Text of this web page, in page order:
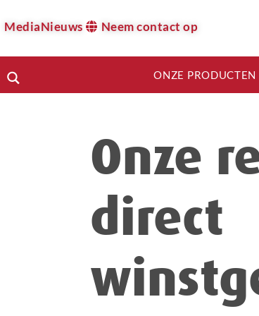
MediaNieuws Neem contact op
ONZE PRODUCTEN
Onze
direct